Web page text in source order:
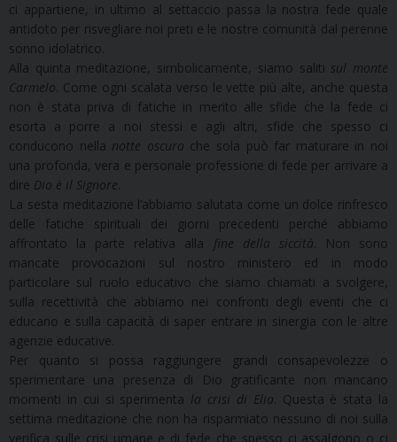
ci appartiene, in ultimo al settaccio passa la nostra fede quale
antidoto per risvegliare noi preti e le nostre comunità dal perenne
sonno idolatrico.
Alla quinta meditazione, simbolicamente, siamo saliti sul monte
Carmelo . Come ogni scalata verso le vette più alte, anche questa
non è stata priva di fatiche in merito alle sfide che la fede ci
esorta a porre a noi stessi e agli altri, sfide che spesso ci
conducono nella notte oscura che sola può far maturare in noi
una profonda, vera e personale professione di fede per arrivare a
dire Dio è il Signore
La sesta meditazione l’abbiamo salutata come un dolce rinfresco
delle fatiche spirituali dei giorni precedenti perché abbiamo
affrontato la parte relativa alla fine della siccità . Non sono
mancate provocazioni sul nostro ministero ed in modo
particolare sul ruolo educativo che siamo chiamati a svolgere,
sulla recettività che abbiamo nei confronti degli eventi che ci
educano e sulla capacità di saper entrare in sinergia con le altre
agenzie educative.
Per quanto si possa raggiungere grandi consapevolezze o
sperimentare una presenza di Dio gratificante non mancano
momenti in cui si sperimenta la crisi di Elia . Questa è stata la
settima meditazione che non ha risparmiato nessuno di noi sulla
verifica sulle crisi umane e di fede che spesso ci assalgono o ci